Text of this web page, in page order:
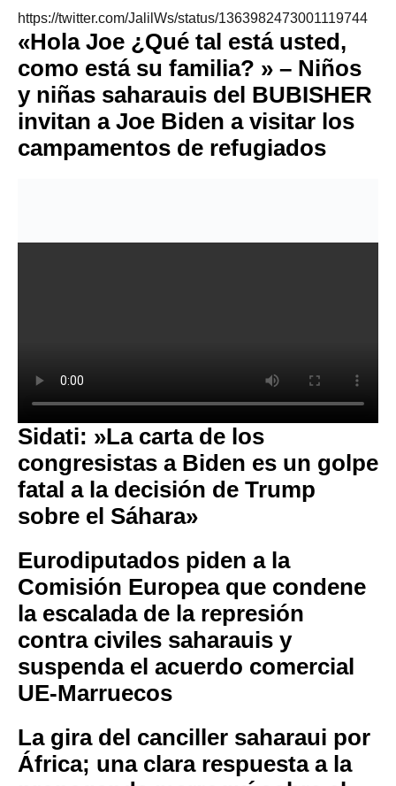
https://twitter.com/JalilWs/status/1363982473001119744
«Hola Joe ¿Qué tal está usted,
como está su familia? » – Niños
y niñas saharauis del BUBISHER
invitan a Joe Biden a visitar los
campamentos de refugiados
Sidati: »La carta de los
congresistas a Biden es un golpe
fatal a la decisión de Trump
sobre el Sáhara»
Eurodiputados piden a la
Comisión Europea que condene
la escalada de la represión
contra civiles saharauis y
suspenda el acuerdo comercial
UE-Marruecos
La gira del canciller saharaui por
África; una clara respuesta a la